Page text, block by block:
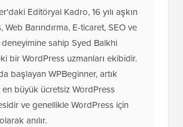
Editöryal Kadro, 16 yılı aşkın
Web Barındırma, E-ticaret, SEO ve
sahip Syed Balkhi
bir WordPress uzmanları ekibidir.
başlayan WPBeginner, artık
büyük ücretsiz WordPress
ve genellikle WordPress için
anılır.